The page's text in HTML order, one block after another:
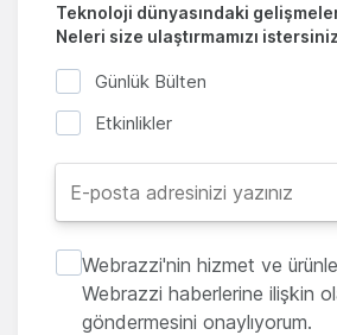
Teknoloji dünyasındaki
Neleri size ulaştırmamızı
Günlük Bülten
Etkinlikler
Webrazzi'nin hizmet ve
Webrazzi haberlerine ilişkin
göndermesini onaylıyorum.